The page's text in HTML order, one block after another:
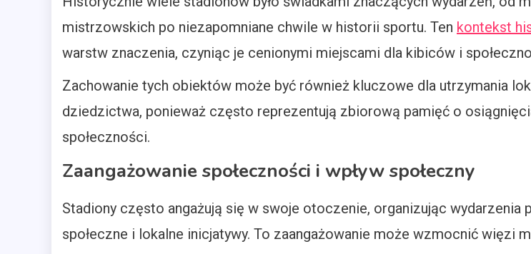
mistrzowskich po niezapomniane chwile w historii sportu. Ten kontekst
warstw znaczenia, czyniąc je cenionymi miejscami dla kibiców i
Zachowanie tych obiektów może być również kluczowe dla utrzymania
dziedzictwa, ponieważ często reprezentują zbiorową pamięć o
społeczności.
Zaangażowanie społeczności i wpływ społeczny
Stadiony często angażują się w swoje otoczenie, organizując wydarzenia
społeczne i lokalne inicjatywy. To zaangażowanie może wzmocnić więzi